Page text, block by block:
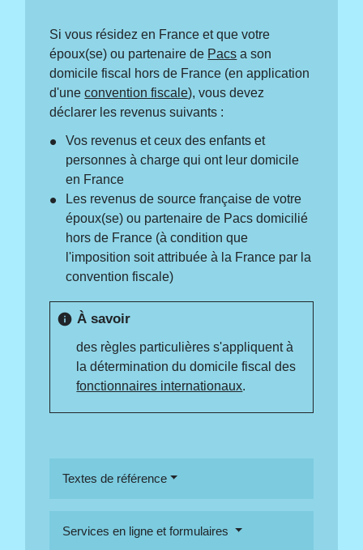
Si vous résidez en France et que votre
époux(se) ou partenaire de Pacs a son
domicile fiscal hors de France (en application
d'uneconvention fiscale), vous devez
déclarer les revenus suivants :
Vos revenus et ceux des enfants et
personnes à charge qui ont leur domicile
en France
Les revenus de source française de votre
époux(se) ou partenaire de Pacs domicilié
hors de France (à condition que
l'imposition soit attribuée à la France par la
convention fiscale)
info À savoir
des règles particulières s'appliquent à
la détermination du domicile fiscal des
fonctionnaires internationaux.
Textes de référence
Services en ligne et formulaires